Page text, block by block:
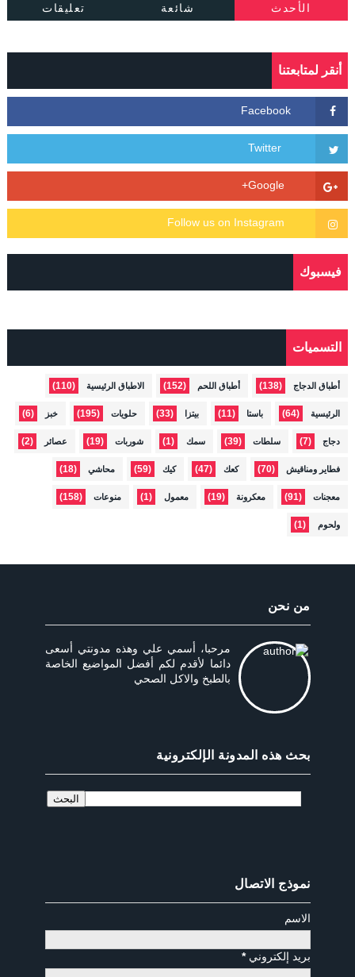
الأحدث شائعة تعليقات
أنقر لمتابعتنا
فيسبوك
التسميات
أطباق الدجاج (138) أطباق اللحم (152) الاطباق الرئيسية (110)
الرئيسية (64) باستا (11) بيتزا (33) حلويات (195) خبز (6)
دجاج (7) سلطات (39) سمك (1) شوربات (19) عصائر (2)
فطاير ومناقيش (70) كعك (47) كيك (59) محاشي (18)
معجنات (91) معكرونة (19) معمول (1) منوعات (158)
ولحوم (1)
من نحن
مرحبا، أسمي علي وهذه مدونتي أسعى
دائما لأقدم لكم أفضل المواضيع الخاصة
بالطبخ والاكل الصحي
بحث هذه المدونة الإلكترونية
نموذج الاتصال
الاسم
بريد إلكتروني*